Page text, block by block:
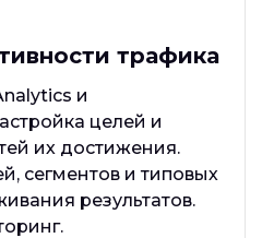
трафика
и
целей и
их достижения.
сегментов и типовых
результатов.